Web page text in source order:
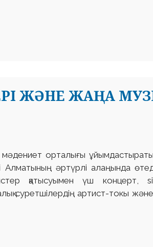
ЖƏНЕ ЖАҢА
орталығы
əртүрлі алаңында
қатысуымен үш концерт,
суретшілердің артист-токы жəне